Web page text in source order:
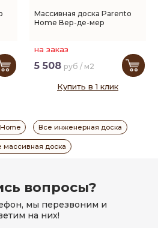
Массивная доска Parento
Home Вер-де-мер
на заказ
5 508 руб / м2
Купить в 1 клик
Все инженерная доска
массивная доска
вопросы?
мы перезвоним и
на них!